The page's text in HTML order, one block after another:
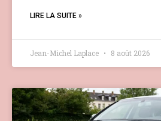
LIRE LA SUITE »
Jean-Michel Laplace 8 août 2026